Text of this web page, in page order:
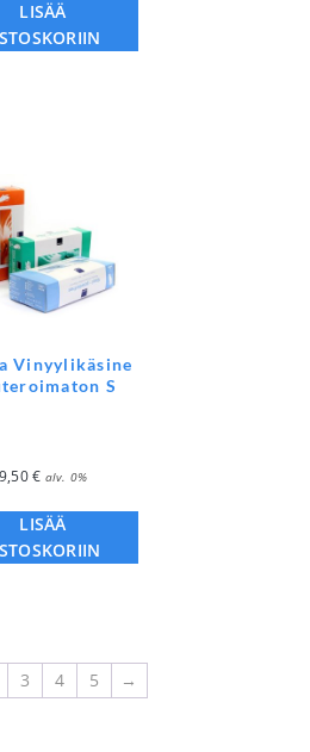
LISÄÄ
Vinyylikäsine
S
9,50€ alv. 0%
LISÄÄ
3 4 5 →